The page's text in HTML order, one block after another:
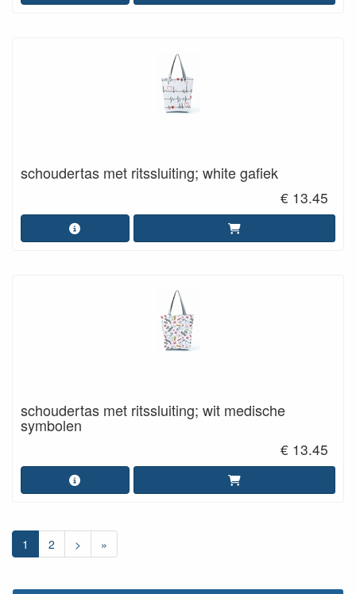
schoudertas met ritssluiting; white gafiek
€ 13.45
schoudertas met ritssluiting; wit medische
symbolen
€ 13.45
1 2 > »